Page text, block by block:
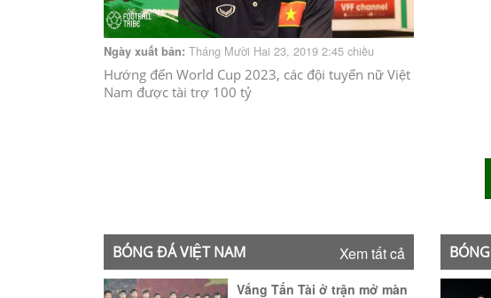
Ngày xuất bản: Tháng Mười Hai 23, 2019 2:45 chiều
Hướng đến World Cup 2023, các đội tuyển nữ Việt
Nam được tài trợ 100 tỷ
BÓNG ĐÁ VIỆT NAM Xem tất cả
Vắng Tấn Tài ở trận mở màn